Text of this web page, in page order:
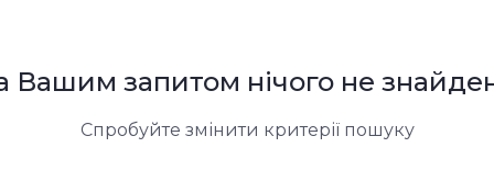
Вашим запитом нічого не
Спробуйте змінити критерії пошуку